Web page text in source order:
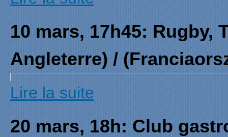
10 mars, 17h45: Rugby,
Angleterre) /
Lire la suite
20 mars, 18h: Club